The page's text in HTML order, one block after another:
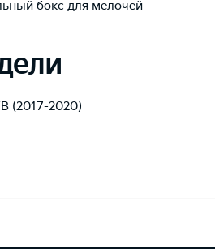
бокс для мелочей
(2017-2020)